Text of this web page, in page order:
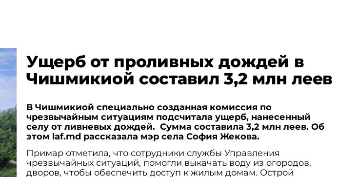
Ущерб от проливных дождей в
Чишмикиой составил 3,2 млн леев
В Чишмикиой специально созданная комиссия по
чрезвычайным ситуациям подсчитала ущерб, нанесенный
селу от ливневых дождей. Сумма составила 3,2 млн леев. Об
этом laf.md рассказала мэр села София Жекова.
Примар отметила, что сотрудники службы Управления
чрезвычайных ситуаций, помогли выкачать воду из огородов,
дворов, чтобы обеспечить доступ к жилым домам. Острой